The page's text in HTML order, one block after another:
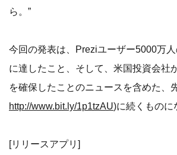
ら。”
今回の発表は、Preziユーザー5000万
に達したこと、そして、米国投資会社
を確保したことのニュースを含めた、
http://www.bit.ly/1p1tzAU)に続くものに
[リリースアプリ]